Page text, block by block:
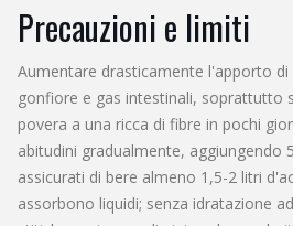
Precauzioni e limiti
Aumentare drasticamente l'apporto di
gonfiore e gas intestinali, soprattutto
povera a una ricca di fibre in pochi
abitudini gradualmente, aggiungendo
assicurati di bere almeno 1,5-2 litri
assorbono liquidi; senza idratazione